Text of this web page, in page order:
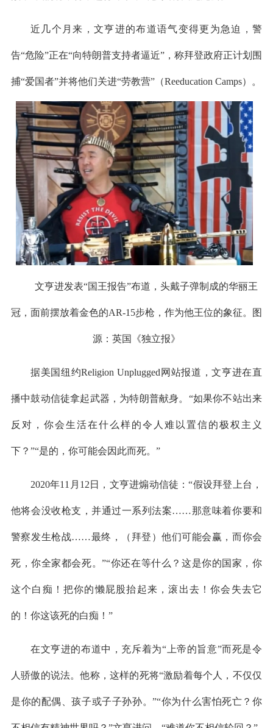
近几个月来，文亨进的布道语气变得更为急迫，警
告“危险”正在“向特朗普支持者逼近”，称拜登政府正计划围
捕“爱国者”并将他们关进“劳教营”（Reeducation Camps）。
文亨进发表“国王报告”布道，头戴子弹制成的华丽王
冠，面前摆放着金色的AR-15步枪，作为他王位的象征。图
源：英国《独立报》
据美国纽约Religion Unplugged网站报道，文亨进在直
播中鼓动信徒拿起武器，为特朗普献身。“如果你不站出来
反对，你会生活在什么样的令人难以置信的极权主义
下？”“是的，你可能会因此而死。”
2020年11月12日，文亨进煽动信徒：“假设拜登上台，
他将会没收枪支，并通过一系列法案……那意味着你要和
警察发生枪战……最终，（拜登）他们可能会赢，而你会
死，你全家都会死。”“你还在等什么？这是你的国家，你
这个白痴！把你的懒屁股抬起来，滚出去！你会失去它
的！你这该死的白痴！”
在文亨进的布道中，充斥着为“上帝的旨意”而死是令
人骄傲的说法。他称，这样的死将“激励着每个人，不仅仅
是你的配偶、孩子或子子孙孙。”“你为什么害怕死亡？你